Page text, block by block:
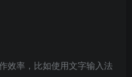
效率，比如使用文字输入法